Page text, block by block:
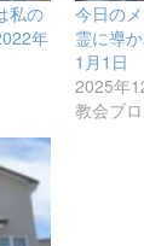
私の
年
今日の
霊に導
1月1日
2025年
教会ブ